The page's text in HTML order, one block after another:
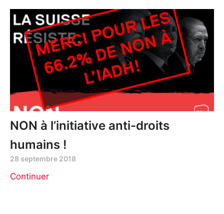
NON à l’initiative anti-droits
humains !
28 septembre 2018
Continuer